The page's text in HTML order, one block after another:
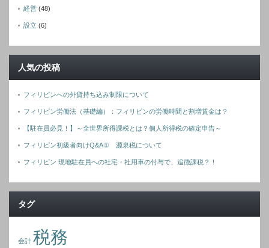
経営 (48)
設立 (6)
人気の投稿
フィリピンへの外貨持ち込み制限について
フィリピン労働法（基礎編）：フィリピンの労働時間と割増賃金は？
【駐在員必見！】～全世界所得課税とは？個人所得税の確定申告～
フィリピン初級者向けQ&A① 源泉税について
フィリピン 現地駐在員への社宅・社用車の付与で、追徴課税？！
タグ
会計 税務